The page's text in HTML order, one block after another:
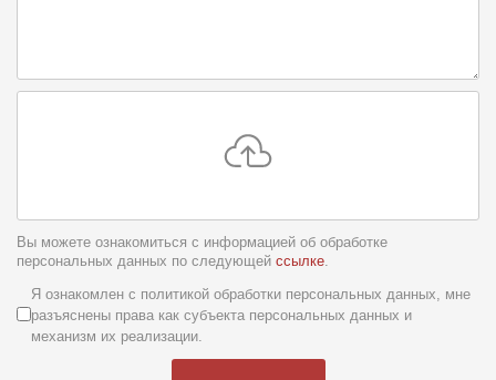
Вы можете ознакомиться с информацией об обработке
персональных данных по следующей ссылке.
Условия обслуживания *
Я ознакомлен с политикой обработки персональных данных, мне
разъяснены права как субъекта персональных данных и
механизм их реализации.